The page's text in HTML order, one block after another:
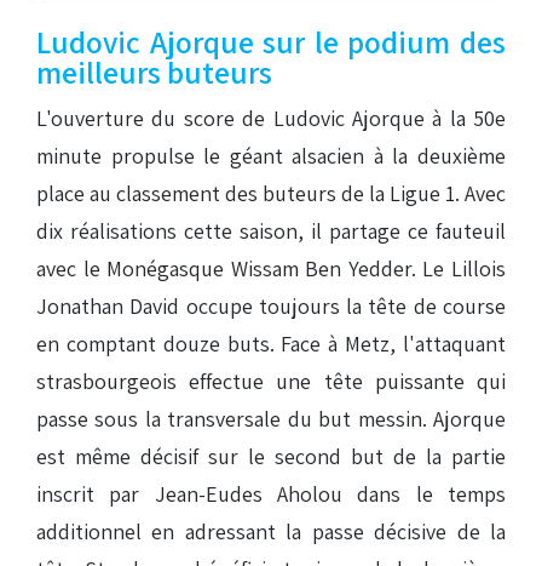
Ludovic Ajorque sur le podium des
meilleurs buteurs
L'ouverture du score de Ludovic Ajorque à la 50e
minute propulse le géant alsacien à la deuxième
place au classement des buteurs de la Ligue 1. Avec
dix réalisations cette saison, il partage ce fauteuil
avec le Monégasque Wissam Ben Yedder. Le Lillois
Jonathan David occupe toujours la tête de course
en comptant douze buts. Face à Metz, l'attaquant
strasbourgeois effectue une tête puissante qui
passe sous la transversale du but messin. Ajorque
est même décisif sur le second but de la partie
inscrit par Jean-Eudes Aholou dans le temps
additionnel en adressant la passe décisive de la